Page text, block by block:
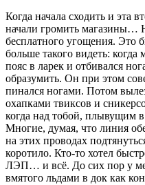
Когда начала сходить и эта
начали громить магазины…
бесплатного угощения. Это
больше такого видеть:
пояс в ларек и отбивался
образумить. Он при этом
пинался ногами. Потом
охапками твиксов и
когда над тобой, плывущим в
Многие, думая, что линия
на этих проводах
коротило. Кто-то хотел
ЛЭП… и всё. До сих пор у
вмятого льдами в док как